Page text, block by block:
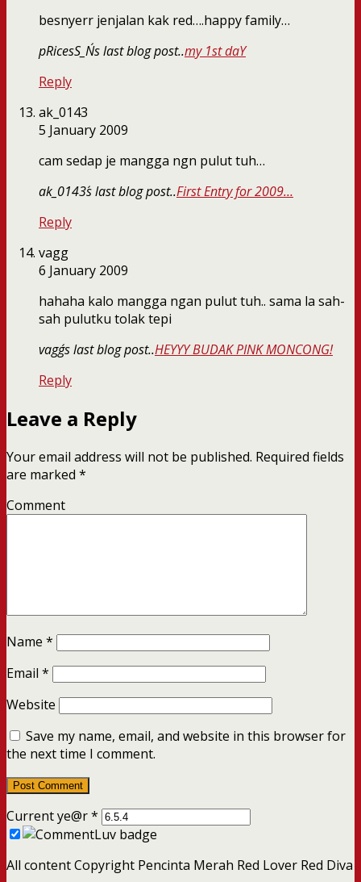
besnyerr jenjalan kak red….happy family…
pRicesS_N´s last blog post..my 1st daY
Reply
ak_0143
5 January 2009
cam sedap je mangga ngn pulut tuh…
ak_0143´s last blog post..First Entry for 2009…
Reply
vagg
6 January 2009
hahaha kalo mangga ngan pulut tuh.. sama la sah-
sah pulutku tolak tepi
vagg´s last blog post..HEYYY BUDAK PINK MONCONG!
Reply
Leave a Reply
Your email address will not be published. Required fields
are marked *
Comment
Name *
Email *
Website
Save my name, email, and website in this browser for
the next time I comment.
Current ye@r*
All content Copyright Pencinta Merah Red Lover Red Diva